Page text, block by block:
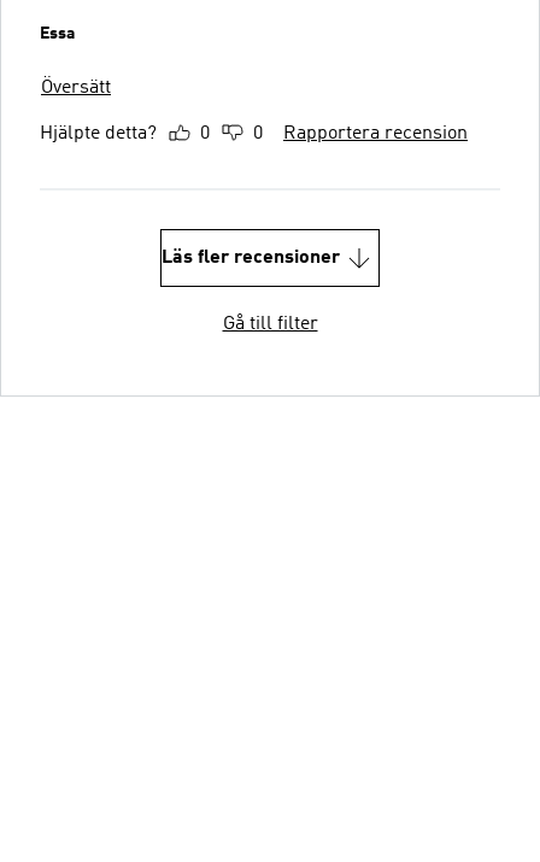
Essa
Översätt
Hjälpte detta? 0 0 Rapportera recension
Läs fler recensioner
Gå till filter